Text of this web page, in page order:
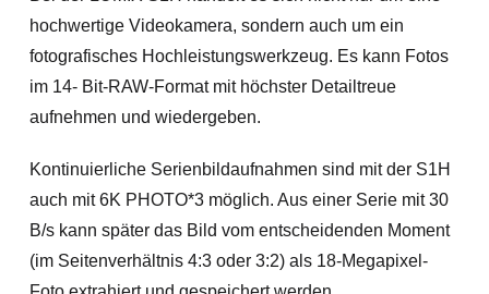
hochwertige Videokamera, sondern auch um ein
fotografisches Hochleistungswerkzeug. Es kann Fotos
im 14- Bit-RAW-Format mit höchster Detailtreue
aufnehmen und wiedergeben.
Kontinuierliche Serienbildaufnahmen sind mit der S1H
auch mit 6K PHOTO*3 möglich. Aus einer Serie mit 30
B/s kann später das Bild vom entscheidenden Moment
(im Seitenverhältnis 4:3 oder 3:2) als 18-Megapixel-